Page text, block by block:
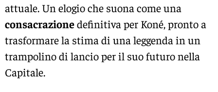
attuale. Un elogio che suona come una
consacrazionedefinitiva per Koné, pronto a
trasformare la stima di una leggenda in un
trampolino di lancio per il suo futuro nella
Capitale.